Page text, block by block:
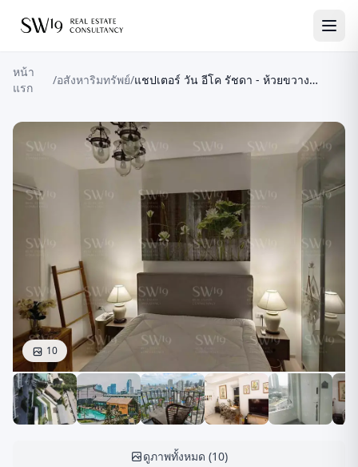
หน้า
แรก
/อสังหาริมทรัพย์/แชปเตอร์ วัน อีโค รัชดา - ห้วยขวาง
10
ดูภาพทั้งหมด (10)